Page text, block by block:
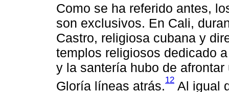
Como se ha referido antes,
son exclusivos. En Cali,
Castro, religiosa cubana y
templos religiosos dedicado
y la santería hubo de
Gloría líneas atrás.12 Al igual